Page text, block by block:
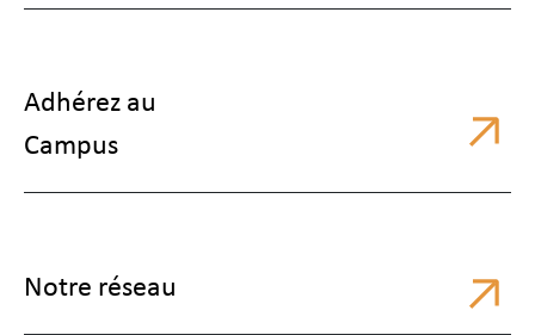
Adhérez au
Campus
Notre réseau